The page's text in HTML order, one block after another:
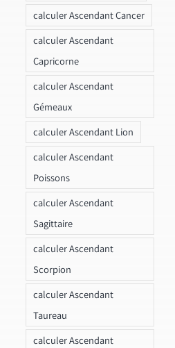
calculer Ascendant Cancer
calculer Ascendant
Capricorne
calculer Ascendant
Gémeaux
calculer Ascendant Lion
calculer Ascendant
Poissons
calculer Ascendant
Sagittaire
calculer Ascendant
Scorpion
calculer Ascendant
Taureau
calculer Ascendant